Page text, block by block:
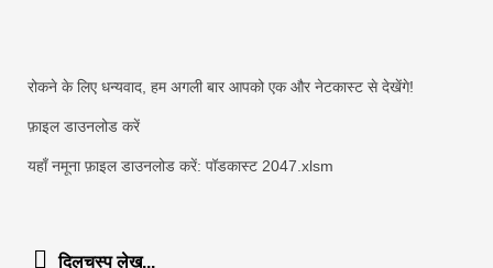
रोकने के लिए धन्यवाद, हम अगली बार आपको एक और नेटकास्ट से देखेंगे!
फ़ाइल डाउनलोड करें
यहाँ नमूना फ़ाइल डाउनलोड करें: पॉडकास्ट 2047.xlsm
दिलचस्प लेख...